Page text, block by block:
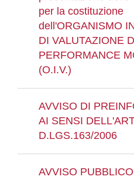
per la costituzione
dell'ORGANISMO
DI VALUTAZIONE
PERFORMANCE
(O.I.V.)
AVVISO DI
AI SENSI
D.LGS.163/2006
AVVISO